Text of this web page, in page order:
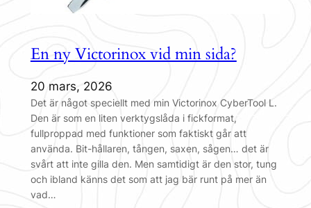
En ny Victorinox vid min sida?
20 mars, 2026
Det är något speciellt med min Victorinox CyberTool L.
Den är som en liten verktygslåda i fickformat,
fullproppad med funktioner som faktiskt går att
använda. Bit-hållaren, tången, saxen, sågen… det är
svårt att inte gilla den. Men samtidigt är den stor, tung
och ibland känns det som att jag bär runt på mer än
vad…